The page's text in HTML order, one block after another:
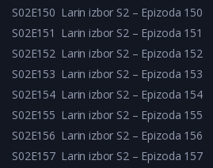
S02E150 Larin izbor S2 – Epizoda 150
S02E151 Larin izbor S2 – Epizoda 151
S02E152 Larin izbor S2 – Epizoda 152
S02E153 Larin izbor S2 – Epizoda 153
S02E154 Larin izbor S2 – Epizoda 154
S02E155 Larin izbor S2 – Epizoda 155
S02E156 Larin izbor S2 – Epizoda 156
S02E157 Larin izbor S2 – Epizoda 157